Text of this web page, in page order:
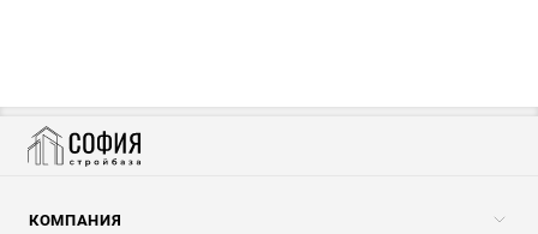
КОМПАНИЯ